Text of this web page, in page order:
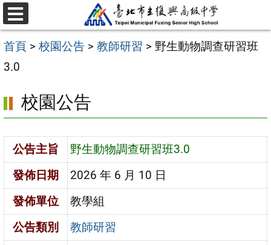
跳
至
主
要
容
區
選
單
首頁 > 校園公告 > 教師研習 > 野生動物調查研習班
3.0
校園公告
公告主旨
野生動物調查研習班3.0
發佈日期
2026 年 6 月 10 日
發佈單位
教學組
公告類別
教師研習